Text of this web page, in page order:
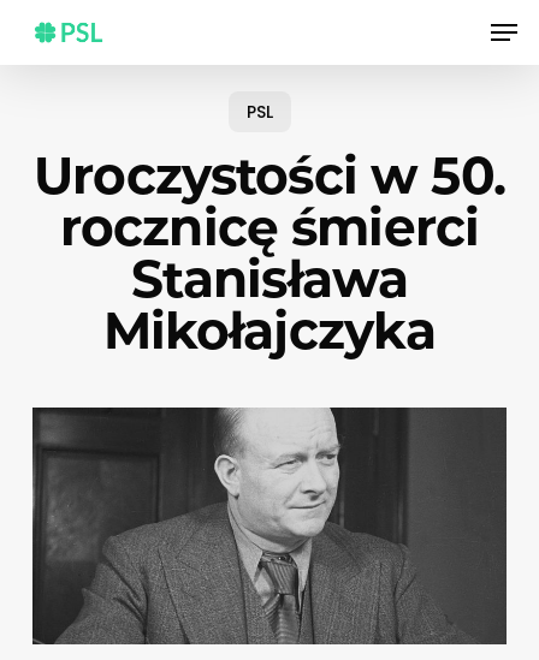
main
PSL
Uroczystości w 50.
rocznicę śmierci
Stanisława
Mikołajczyka